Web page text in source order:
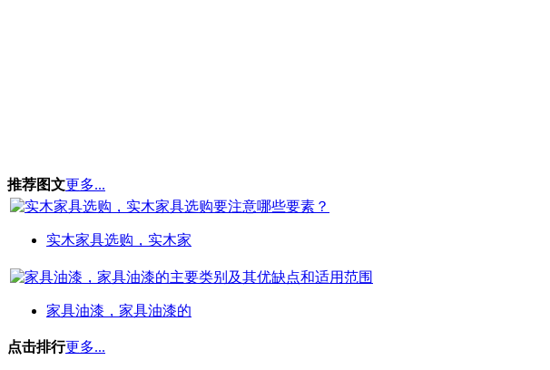
推荐图文更多...
实木家具选购，实木家
家具油漆，家具油漆的
点击排行更多...